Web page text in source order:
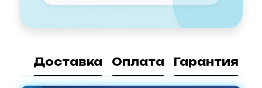
Доставка Оплата Гарантия